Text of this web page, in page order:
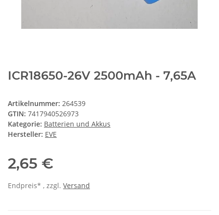
ICR18650-26V 2500mAh - 7,65A
Artikelnummer: 264539
GTIN: 7417940526973
Kategorie: Batterien und Akkus
Hersteller: EVE
2,65 €
Endpreis* , zzgl. Versand